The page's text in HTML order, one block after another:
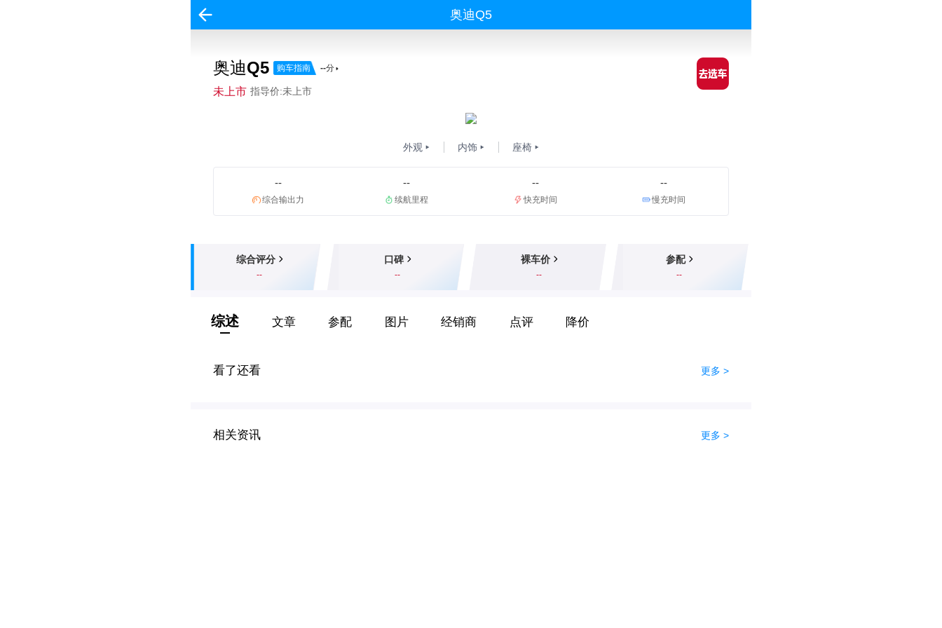
奥迪Q5
奥迪Q5 购车指南 --分
未上市 指导价:未上市
外观 内饰 座椅
--
综合输出力
--
续航里程
--
快充时间
--
慢充时间
综合评分
--
口碑
--
裸车价
--
参配
--
综述 文章 参配 图片 经销商 点评 降价
看了还看 更多 >
相关资讯 更多 >